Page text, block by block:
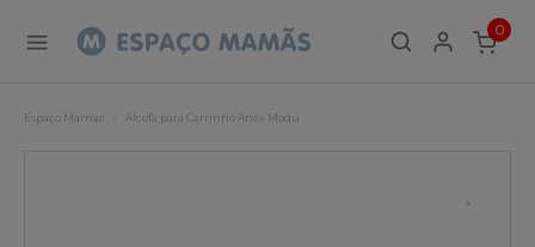
0
ITEMS
Espaço Mamãs Alcofa para Carrinho Anex Modu